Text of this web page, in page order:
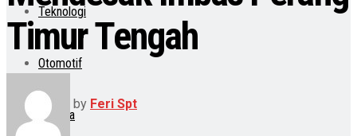
Teknologi
Otomotif
Lainnya
Timur Tengah
by Feri Spt